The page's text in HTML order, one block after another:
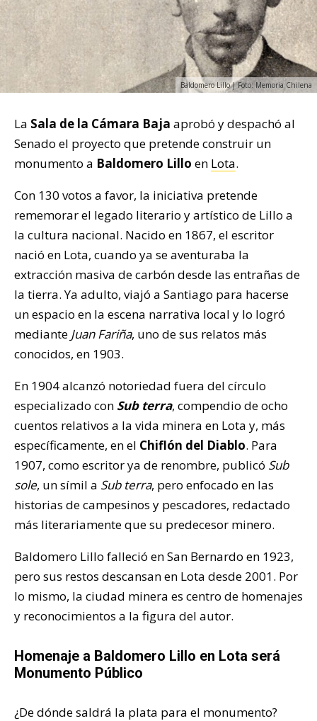
Baldomero Lillo | Foto: Memoria Chilena
La Sala de la Cámara Baja aprobó y despachó al
Senado el proyecto que pretende construir un
monumento a Baldomero Lillo en Lota.
Con 130 votos a favor, la iniciativa pretende
rememorar el legado literario y artístico de Lillo a
la cultura nacional. Nacido en 1867, el escritor
nació en Lota, cuando ya se aventuraba la
extracción masiva de carbón desde las entrañas de
la tierra. Ya adulto, viajó a Santiago para hacerse
un espacio en la escena narrativa local y lo logró
mediante Juan Fariña, uno de sus relatos más
conocidos, en 1903.
En 1904 alcanzó notoriedad fuera del círculo
especializado con Sub terra, compendio de ocho
cuentos relativos a la vida minera en Lota y, más
específicamente, en el Chiflón del Diablo. Para
1907, como escritor ya de renombre, publicó Sub
sole, un símil a Sub terra, pero enfocado en las
historias de campesinos y pescadores, redactado
más literariamente que su predecesor minero.
Baldomero Lillo falleció en San Bernardo en 1923,
pero sus restos descansan en Lota desde 2001. Por
lo mismo, la ciudad minera es centro de homenajes
y reconocimientos a la figura del autor.
Homenaje a Baldomero Lillo en Lota será
Monumento Público
¿De dónde saldrá la plata para el monumento?